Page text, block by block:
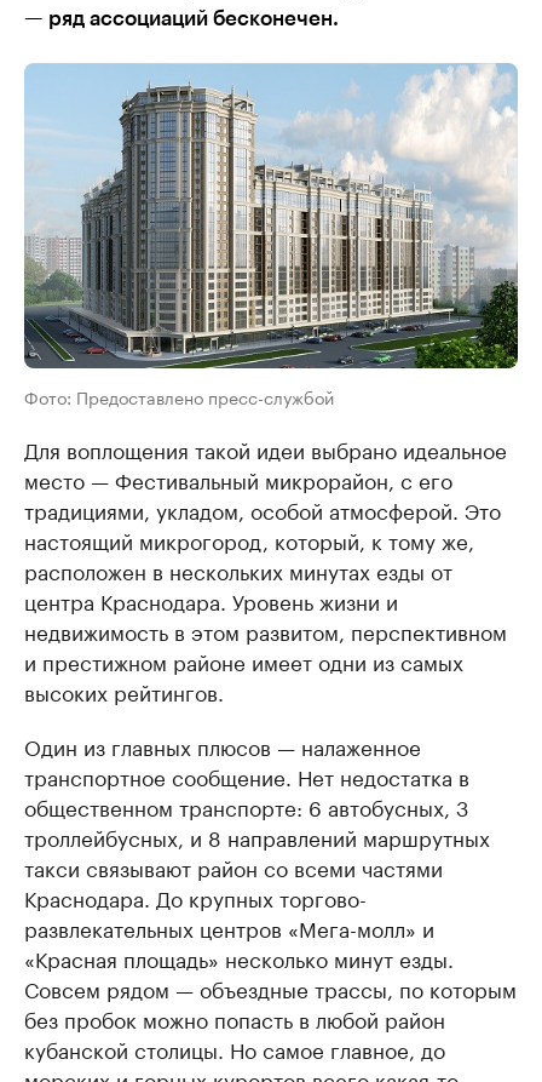
— ряд ассоциаций бесконечен.
Фото: Предоставлено пресс-службой
Для воплощения такой идеи выбрано идеальное
место — Фестивальный микрорайон, с его
традициями, укладом, особой атмосферой. Это
настоящий микрогород, который, к тому же,
расположен в нескольких минутах езды от
центра Краснодара. Уровень жизни и
недвижимость в этом развитом, перспективном
и престижном районе имеет одни из самых
высоких рейтингов.
Один из главных плюсов — налаженное
транспортное сообщение. Нет недостатка в
общественном транспорте: 6 автобусных, 3
троллейбусных, и 8 направлений маршрутных
такси связывают район со всеми частями
Краснодара. До крупных торгово-
развлекательных центров «Мега-молл» и
«Красная площадь» несколько минут езды.
Совсем рядом — объездные трассы, по которым
без пробок можно попасть в любой район
кубанской столицы. Но самое главное, до